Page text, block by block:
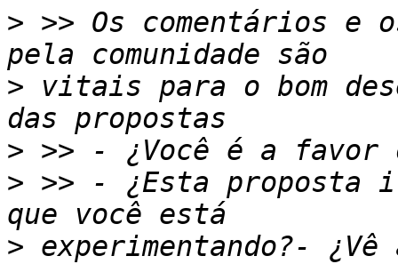
> >> Os comentários e
> vitais para o bom
>
> >> - ¿Esta proposta
> experimentando?- ¿Vê